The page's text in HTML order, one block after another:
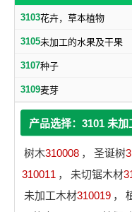
3103花卉，草本植物
3105未加工的水果及干果
3107种子
3109麦芽
产品选择：3101 未
树木310008 ， 圣诞树
310011 ， 未切锯木材
未加工木材310019 ，